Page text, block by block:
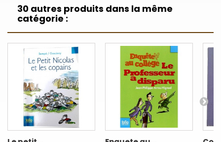
30 autres produits dans la même
catégorie :